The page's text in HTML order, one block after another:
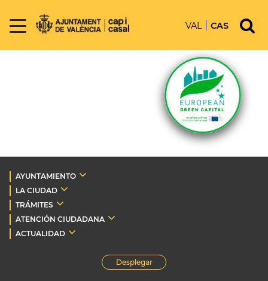
VAL CAS
AYUNTAMIENTO
LA CIUDAD
TRÁMITES
ATENCIÓN CIUDADANA
ACTUALIDAD
Desplegar